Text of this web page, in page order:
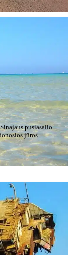
pusiasalio
jūros…